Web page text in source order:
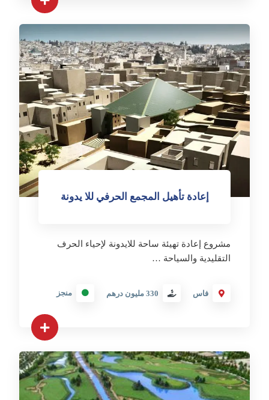
إعادة تأهيل المجمع الحرفي للا يدونة
مشروع إعادة تهيئة ساحة للايدونة لإحياء الحرف
التقليدية والسياحة …
فاس منجز